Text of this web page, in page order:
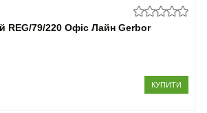
REG/79/220 Офіс Лайн Gerbor
КУПИТИ